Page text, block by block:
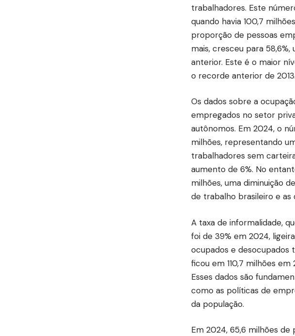
trabalhadores. Este
quando havia 100,7
proporção de pessoas
mais, cresceu para
anterior. Este é o maior
o recorde anterior de 2013.
Os dados sobre a
empregados no setor
autônomos. Em 2024, o
milhões, representando
trabalhadores sem
aumento de 6%. No
milhões, uma diminuição
de trabalho brasileiro e
A taxa de informalidade,
foi de 39% em 2024,
ocupados e desocupados
ficou em 110,7 milhões
Esses dados são
como as políticas de
da população.
Em 2024, 65,6 milhões